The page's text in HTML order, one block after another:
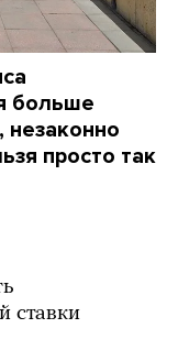
больше
незаконно
просто так
ставки